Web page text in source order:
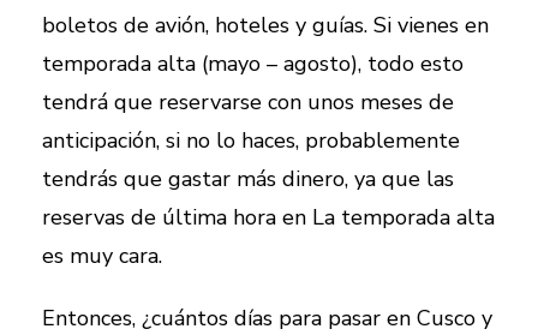
boletos de avión, hoteles y guías. Si vienes en
temporada alta (mayo – agosto), todo esto
tendrá que reservarse con unos meses de
anticipación, si no lo haces, probablemente
tendrás que gastar más dinero, ya que las
reservas de última hora en La temporada alta
es muy cara.
Entonces, ¿cuántos días para pasar en Cusco y